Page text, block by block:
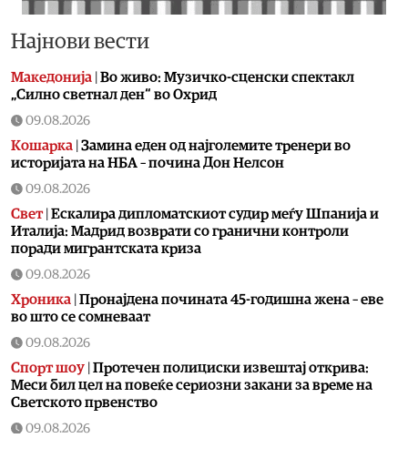
Најнови вести
Македонија Во живо: Музичко-сценски спектакл
„Силно светнал ден“ во Охрид
09.08.2026
Кошарка Замина еден од најголемите тренери во
историјата на НБА – почина Дон Нелсон
09.08.2026
Свет| Ескалира дипломатскиот судир меѓу Шпанија и
Италија: Мадрид возврати со гранични контроли
поради мигрантската криза
09.08.2026
Хроника Пронајдена почината 45-годишна жена – еве
во што се сомневаат
09.08.2026
Спорт шоу Протечен полициски извештај открива:
Меси бил цел на повеќе сериозни закани за време на
Светското првенство
09.08.2026